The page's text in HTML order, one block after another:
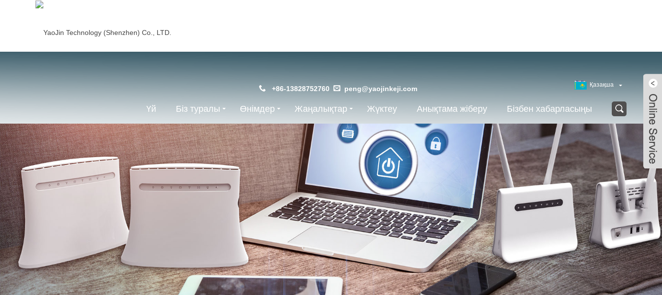
+86-13828752760 peng@yaojinkeji.com Қазақша
Үй Біз туралы Өнімдер Жаңалықтар Жүктеу Анықтама жіберу Бізбен хабарласыңы